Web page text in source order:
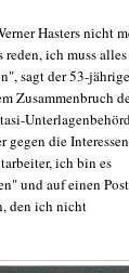
Hasters nicht
reden, ich muss alles
sagt der 53-jährige
Zusammenbruch
gegen die
ich bin es
und auf einen
den ich nicht